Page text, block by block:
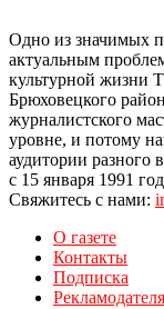
Одно из значимых
актуальным
культурной жизни
Брюховецкого
журналистского
уровне, и потому
аудитории разного
с 15 января 1991
Свяжитесь с нами:
О газете
Контакты
Подписка